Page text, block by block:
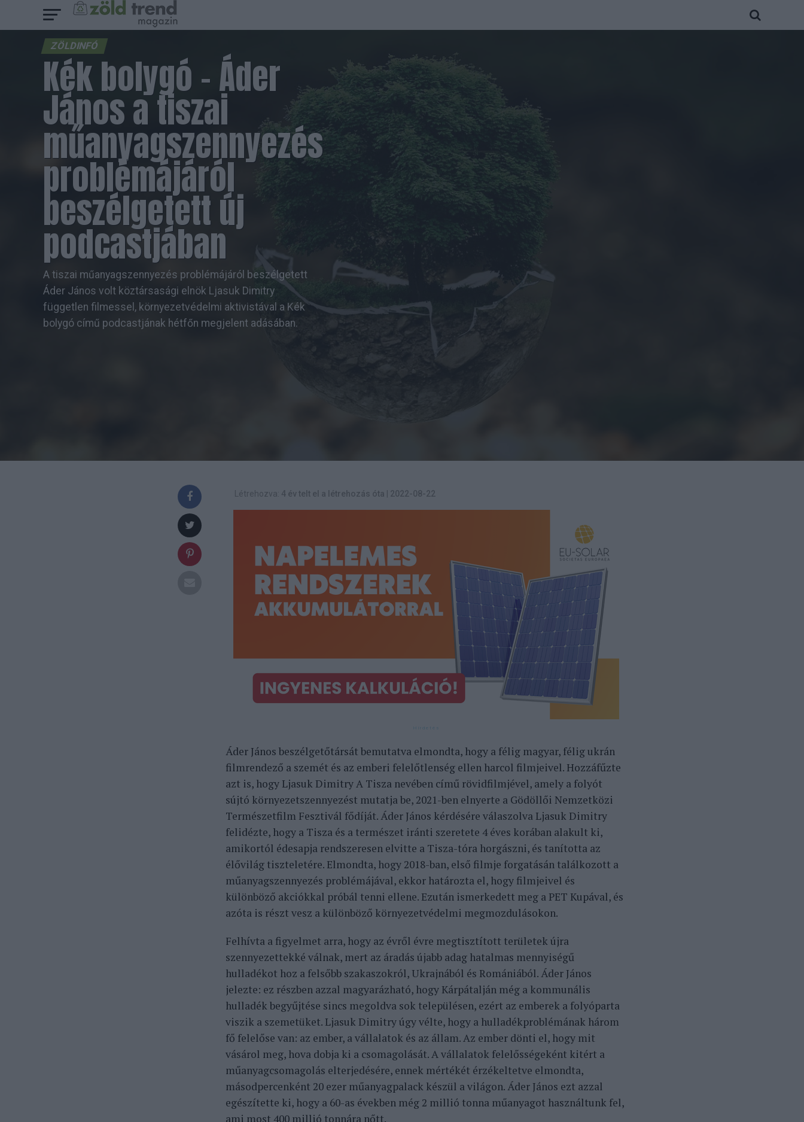
ZÖLDINFÓ
Kék bolygó – Áder
János a tiszai
műanyagszennyezés
problémájáról
beszélgetett új
podcastjában
A tiszai műanyagszennyezés problémájáról beszélgetett
Áder János volt köztársasági elnök Ljasuk Dimitry
független filmessel, környezetvédelmi aktivistával a Kék
bolygó című podcastjának hétfőn megjelent adásában.
Létrehozva: 4 év telt el a létrehozás óta 2022-08-22
Áder János beszélgetőtársát bemutatva elmondta, hogy a félig magyar, félig ukrán
filmrendező a szemét és az emberi felelőtlenség ellen harcol filmjeivel. Hozzáfűzte
azt is, hogy Ljasuk Dimitry A Tisza nevében című rövidfilmjével, amely a folyót
sújtó környezetszennyezést mutatja be, 2021-ben elnyerte a Gödöllői Nemzetközi
Természetfilm Fesztivál fődíját.Áder János kérdésére válaszolva Ljasuk Dimitry
felidézte, hogy a Tisza és a természet iránti szeretete 4 éves korában alakult ki,
amikortól édesapja rendszeresen elvitte a Tisza-tóra horgászni, és tanította az
élővilág tiszteletére. Elmondta, hogy 2018-ban, első filmje forgatásán találkozott a
műanyagszennyezés problémájával, ekkor határozta el, hogy filmjeivel és
különböző akciókkal próbál tenni ellene. Ezután ismerkedett meg a PET Kupával, és
azóta is részt vesz a különböző környezetvédelmi megmozdulásokon.
Felhívta a figyelmet arra, hogy az évről évre megtisztított területek újra
szennyezettekké válnak, mert az áradás újabb adag hatalmas mennyiségű
hulladékot hoz a felsőbb szakaszokról, Ukrajnából és Romániából.Áder János
jelezte: ez részben azzal magyarázható, hogy Kárpátalján még a kommunális
hulladék begyűjtése sincs megoldva sok településen, ezért az emberek a folyóparta
viszik a szemetüket. Ljasuk Dimitry úgy vélte, hogy a hulladékproblémának három
fő felelőse van: az ember, a vállalatok és az állam. Az ember dönti el, hogy mit
vásárol meg, hova dobja ki a csomagolását. A vállalatok felelősségeként kitért a
műanyagcsomagolás elterjedésére, ennek mértékét érzékeltetve elmondta,
másodpercenként 20 ezer műanyagpalack készül a világon.Áder János ezt azzal
egészítette ki, hogy a 60-as években még 2 millió tonna műanyagot használtunk fel,
ami most 400 millió tonnára nőtt.